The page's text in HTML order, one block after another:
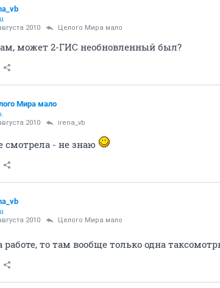
2010 Целого Мира мало
может 2-ГИС необновленный был?
Мира мало
2010 irena_vb
смотрела - не знаю
2010 Целого Мира мало
работе, то там вообще только одна